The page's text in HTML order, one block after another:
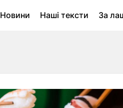
Новини Наші тексти За